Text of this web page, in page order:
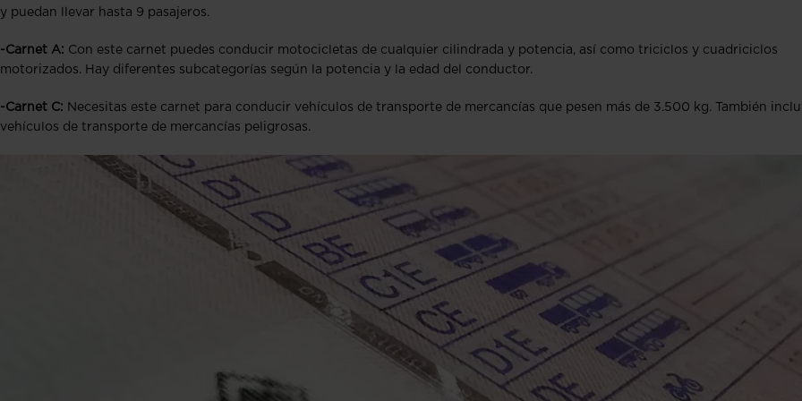
y puedan llevar hasta 9 pasajeros.
-Carnet A: Con este carnet puedes conducir motocicletas de cualquier cilindrada y potencia, así como triciclos y cuadriciclos
motorizados. Hay diferentes subcategorías según la potencia y la edad del conductor.
-Carnet C: Necesitas este carnet para conducir vehículos de transporte de mercancías que pesen más de 3.500 kg. También
vehículos de transporte de mercancías peligrosas.